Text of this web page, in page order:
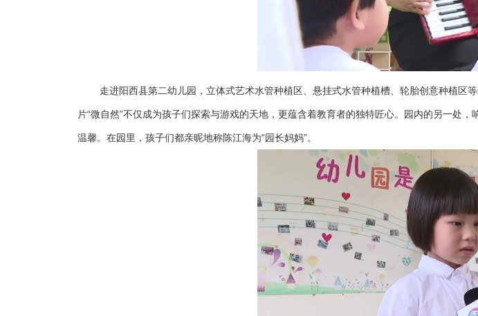
走进阳西县第二幼儿园，立体式艺术水管种植区、悬挂式水管种植槽、轮胎创意种植
片“微自然”不仅成为孩子们探索与游戏的天地，更蕴含着教育者的独特匠心。园内的另一处
温馨。在园里，孩子们都亲昵地称陈江海为“园长妈妈”。